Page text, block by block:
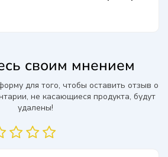
своим мнением
для того, чтобы оставить отзыв о
не касающиеся продукта, будут
удалены!